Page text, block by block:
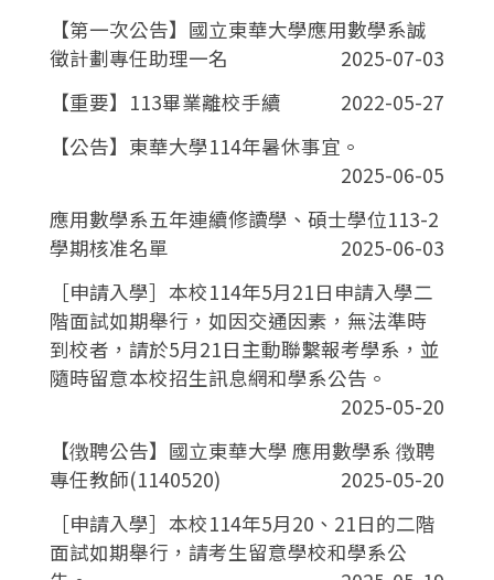
【第一次公告】國立東華大學應用數學系誠
徵計劃專任助理一名
2025-07-03
【重要】113畢業離校手續
2022-05-27
【公告】東華大學114年暑休事宜。
2025-06-05
應用數學系五年連續修讀學、碩士學位113-2
學期核准名單
2025-06-03
［申請入學］本校114年5月21日申請入學二
階面試如期舉行，如因交通因素，無法準時
到校者，請於5月21日主動聯繫報考學系，並
隨時留意本校招生訊息網和學系公告。
2025-05-20
【徴聘公告】國立東華大學 應用數學系 徴聘
專任教師(1140520)
2025-05-20
［申請入學］本校114年5月20、21日的二階
面試如期舉行，請考生留意學校和學系公